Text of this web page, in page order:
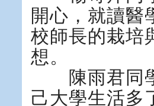
開心，就讀醫
校師長的栽培
想。
陳雨君同學
己大學生活多